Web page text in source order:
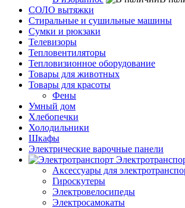
СОЛО вытяжки
Стиральные и сушильные машины
Сумки и рюкзаки
Телевизоры
Тепловентиляторы
Тепловизионное оборудование
Товары для животных
Товары для красоты
Фены
Умный дом
Хлебопечки
Холодильники
Шкафы
Электрические варочные панели
Аксессуары для
Гироскутеры
Электровелосипеды
Электросамокаты